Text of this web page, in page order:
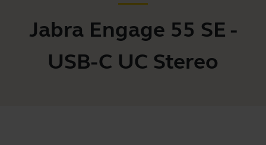
Jabra Engage 55 SE -
USB-C UC Stereo